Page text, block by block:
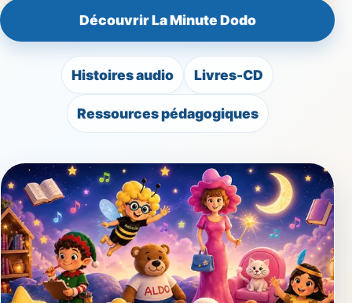
Découvrir La Minute Dodo
Histoires audio Livres-CD
Ressources pédagogiques